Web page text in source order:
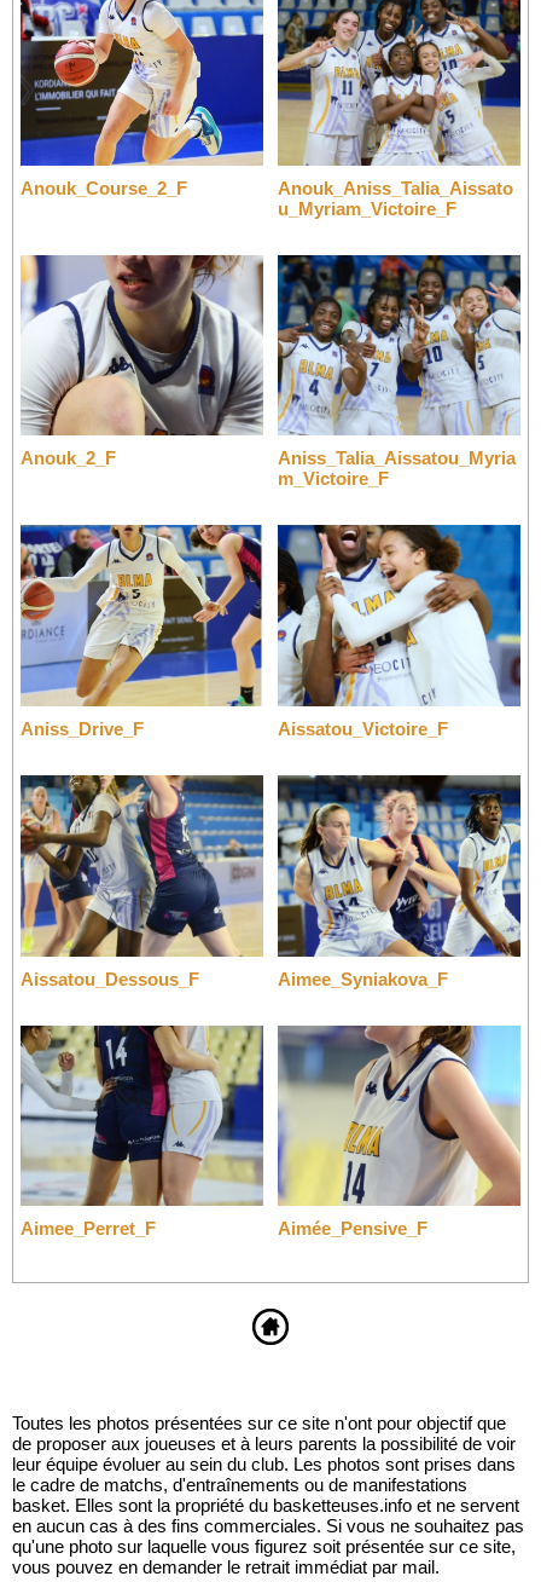
Anouk_Course_2_F
Anouk_Aniss_Talia_Aissato
u_Myriam_Victoire_F
Anouk_2_F
Aniss_Talia_Aissatou_Myria
m_Victoire_F
Aniss_Drive_F Aissatou_Victoire_F
Aissatou_Dessous_F Aimee_Syniakova_F
Aimee_Perret_F Aimée_Pensive_F
Toutes les photos présentées sur ce site n'ont pour objectif que
de proposer aux joueuses et à leurs parents la possibilité de voir
leur équipe évoluer au sein du club. Les photos sont prises dans
le cadre de matchs, d'entraînements ou de manifestations
basket. Elles sont la propriété du basketteuses.info et ne servent
en aucun cas à des fins commerciales. Si vous ne souhaitez pas
qu'une photo sur laquelle vous figurez soit présentée sur ce site,
vous pouvez en demander le retrait immédiat par mail.